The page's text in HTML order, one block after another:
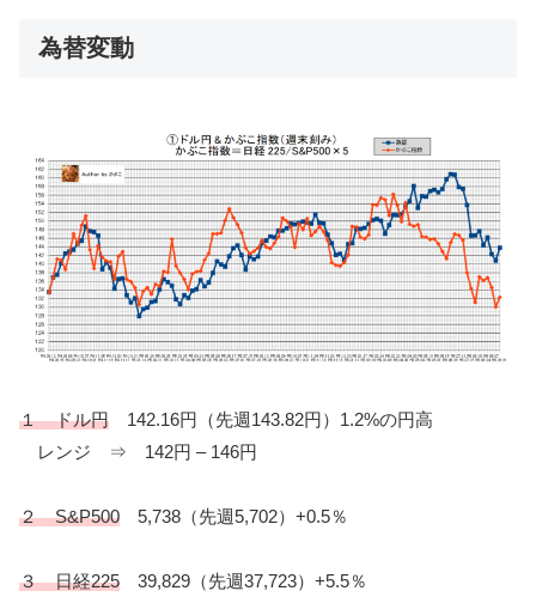
為替変動
１ ドル円 142.16円（先週143.82円）1.2%の円高
レンジ ⇒ 142円 – 146円
２ S&P500 5,738（先週5,702）+0.5％
３ 日経225 39,829（先週37,723）+5.5％